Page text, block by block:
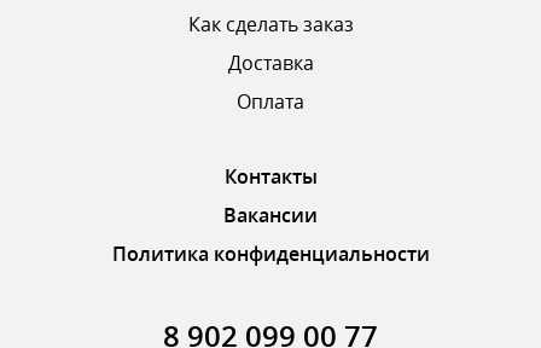
ОТПРАВИТЬ ОТЗЫВ
Как сделать заказ
Доставка
Оплата
Контакты
Вакансии
Политика конфиденциальности
8 902 099 00 77